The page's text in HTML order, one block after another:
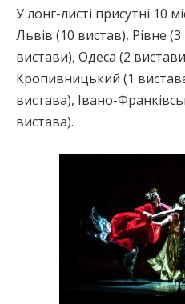
У лонг-листі присутні 10
Львів (10 вистав), Рівне
вистави), Одеса (2
Кропивницький (1
вистава), Івано-
вистава).